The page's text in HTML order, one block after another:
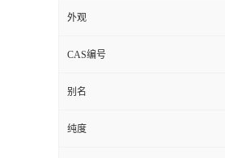
外观
CAS编号
别名
纯度